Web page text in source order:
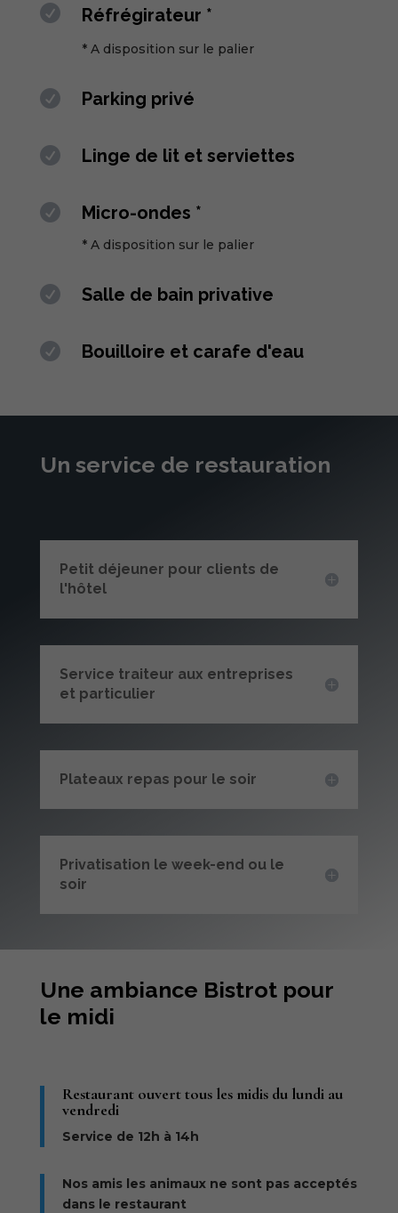
 Réfrégirateur *
* A disposition sur le palier
 Parking privé
 Linge de lit et serviettes
 Micro-ondes *
* A disposition sur le palier
 Salle de bain privative
 Bouilloire et carafe d'eau
Un service de restauration
Petit déjeuner pour clients de
l'hôtel
Service traiteur aux entreprises
et particulier
Plateaux repas pour le soir
Privatisation le week-end ou le
soir
Une ambiance Bistrot pour
le midi
Restaurant ouvert tous les midis du lundi au
vendredi
Service de 12h à 14h
Nos amis les animaux ne sont pas acceptés
dans le restaurant